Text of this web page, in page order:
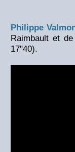
Philippe
Raimbault et
17"40).